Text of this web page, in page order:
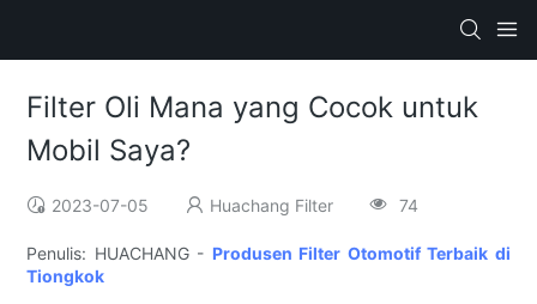
Filter Oli Mana yang Cocok untuk
Mobil Saya?
2023-07-05 Huachang Filter 74
Penulis: HUACHANG - Produsen Filter Otomotif Terbaik di
Tiongkok